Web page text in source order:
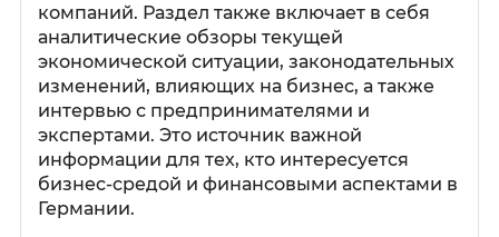
компаний. Раздел также включает в себя
аналитические обзоры текущей
экономической ситуации, законодательных
изменений, влияющих на бизнес, а также
интервью с предпринимателями и
экспертами. Это источник важной
информации для тех, кто интересуется
бизнес-средой и финансовыми аспектами в
Германии.